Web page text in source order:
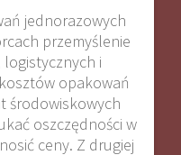
jednorazowych
przemyślenie
i
opakowań
środowiskowych
oszczędności w
ceny. Z drugiej